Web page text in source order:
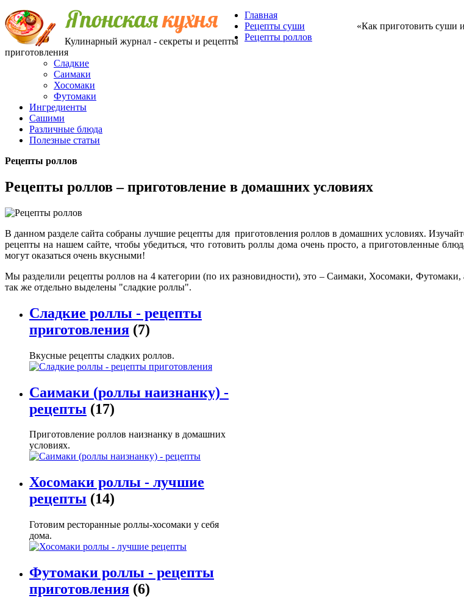
Кулинарный журнал - секреты и рецепты
приготовления
«Как приготовить суши
Главная
Рецепты суши
Рецепты роллов
Сладкие
Саимаки
Хосомаки
Футомаки
Ингредиенты
Сашими
Различные блюда
Полезные статьи
Рецепты роллов
Рецепты роллов – приготовление в домашних условиях
В данном разделе сайта собраны лучшие рецепты для приготовления роллов в домашних условиях.
рецепты на нашем сайте, чтобы убедиться, что готовить роллы дома очень просто, а приготовленные
могут оказаться очень вкусными!
Мы разделили рецепты роллов на 4 категории (по их разновидности), это – Саимаки, Хосомаки, Футомаки,
так же отдельно выделены "сладкие роллы".
Сладкие роллы - рецепты
приготовления (7)
Вкусные рецепты сладких роллов.
Саимаки (роллы наизнанку) -
рецепты (17)
Приготовление роллов наизнанку в домашних
условиях.
Хосомаки роллы - лучшие
рецепты (14)
Готовим ресторанные роллы-хосомаки у себя
дома.
Футомаки роллы - рецепты
приготовления (6)